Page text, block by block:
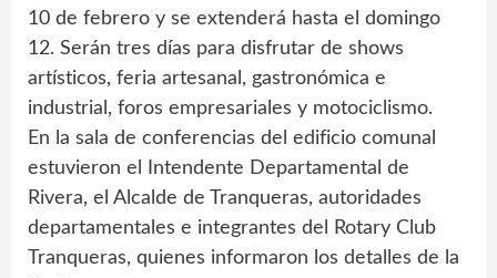
10 de febrero y se extenderá hasta el domingo
12. Serán tres días para disfrutar de shows
artísticos, feria artesanal, gastronómica e
industrial, foros empresariales y motociclismo.
En la sala de conferencias del edificio comunal
estuvieron el Intendente Departamental de
Rivera, el Alcalde de Tranqueras, autoridades
departamentales e integrantes del Rotary Club
Tranqueras, quienes informaron los detalles de la